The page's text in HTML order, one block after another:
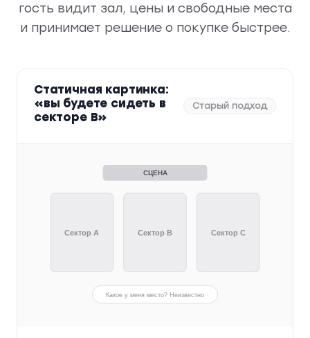
гость видит зал, цены и свободные места
и принимает решение о покупке быстрее.
Статичная картинка:
«вы будете сидеть в
секторе B»
Старый подход
СЦЕНА
Сектор A Сектор B Сектор C
Какое у меня место? Неизвестно